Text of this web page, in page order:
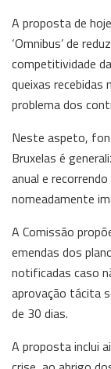
A proposta de
‘Omnibus’ de
competitividade
queixas
problema dos
Neste aspeto,
Bruxelas é
anual e
nomeadamente
A Comissão
emendas dos
notificadas caso
aprovação tácita
de 30 dias.
A proposta inclui